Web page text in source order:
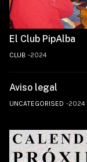
El Club PipAlba
CLUB 2024
Aviso legal
UNCATEGORISED 2024